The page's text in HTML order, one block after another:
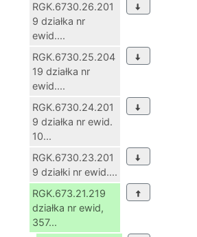
RGK.6730.26.201
9 działka nr
ewid....
RGK.6730.25.204
19 działka nr
ewid....
RGK.6730.24.201
9 działka nr ewid.
10...
RGK.6730.23.201
9 działki nr ewid....
RGK.673.21.219
działka nr ewid,
357...